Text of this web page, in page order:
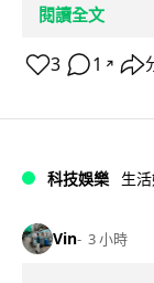
閱讀全文
3 1 ↗
科技娛樂 生
Vin 3 小時